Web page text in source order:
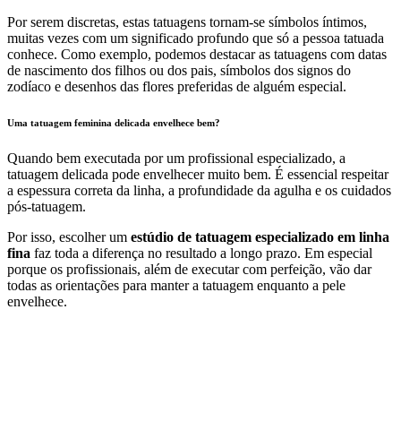
Por serem discretas, estas tatuagens tornam-se símbolos íntimos,
muitas vezes com um significado profundo que só a pessoa tatuada
conhece. Como exemplo, podemos destacar as tatuagens com datas
de nascimento dos filhos ou dos pais, símbolos dos signos do
zodíaco e desenhos das flores preferidas de alguém especial.
Uma tatuagem feminina delicada envelhece bem?
Quando bem executada por um profissional especializado, a
tatuagem delicada pode envelhecer muito bem. É essencial respeitar
a espessura correta da linha, a profundidade da agulha e os cuidados
pós-tatuagem.
Por isso, escolher um estúdio de tatuagem especializado em linha
fina faz toda a diferença no resultado a longo prazo. Em especial
porque os profissionais, além de executar com perfeição, vão dar
todas as orientações para manter a tatuagem enquanto a pele
envelhece.